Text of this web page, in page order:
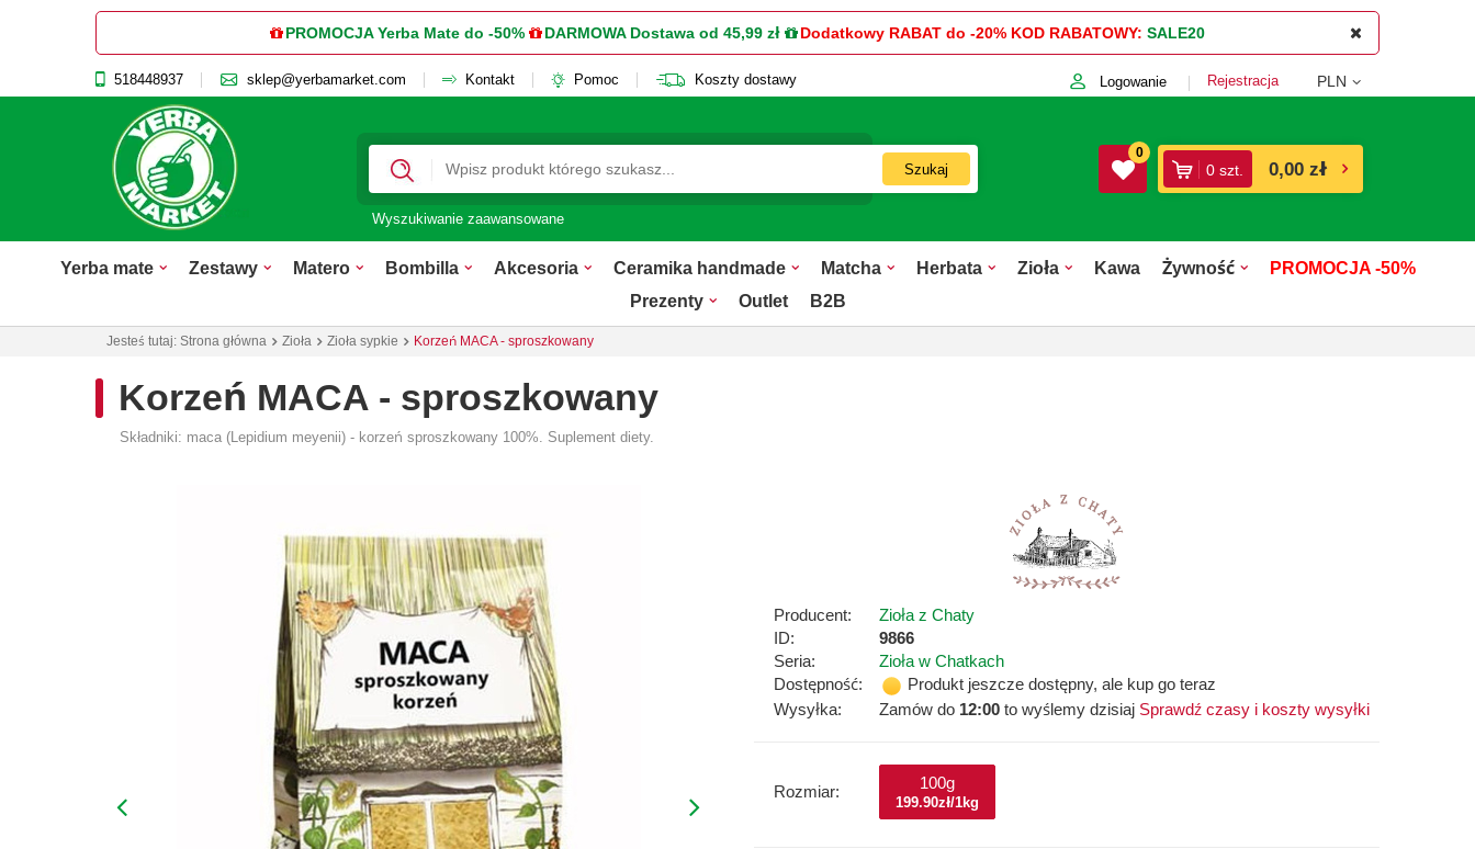
PROMOCJA Yerba Mate do -50% DARMOWA Dostawa od 45,99 zł Dodatkowy RABAT do -20% KOD RABATOWY: SALE20
518448937 sklep@yerbamarket.com Kontakt Pomoc Koszty dostawy Logowanie Rejestracja PLN
Szukaj
Wyszukiwanie zaawansowane
0
0 szt. 0,00 zł
Yerba mate Zestawy Matero Bombilla Akcesoria Ceramika handmade Matcha Herbata Zioła Kawa Żywność
PROMOCJA -50%
Prezenty
Outlet B2B
Jesteś tutaj: Strona główna Zioła Zioła sypkie Korzeń MACA - sproszkowany
Korzeń MACA - sproszkowany
Składniki: maca (Lepidium meyenii) - korzeń sproszkowany 100%. Suplement diety.
Producent:
Zioła z Chaty
ID:
9866
Seria:
Zioła w Chatkach
Dostępność:
Produkt jeszcze dostępny, ale kup go teraz
Wysyłka:
Zamów do 12:00 to wyślemy dzisiaj Sprawdź czasy i koszty wysyłki
Rozmiar: 100g
199.90zł/1kg